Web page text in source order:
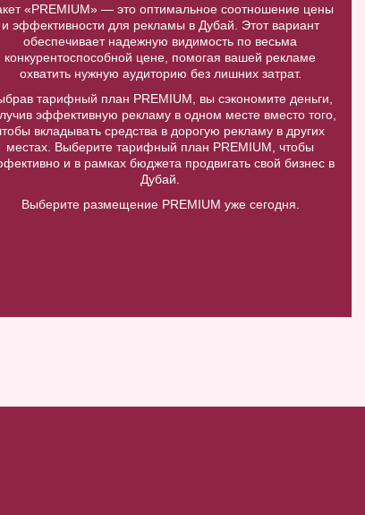
«PREMIUM» — это оптимальное соотношение цены
и эффективности для рекламы в Дубай. Этот вариант
обеспечивает надежную видимость по весьма
конкурентоспособной цене, помогая вашей рекламе
охватить нужную аудиторию без лишних затрат.
тарифный план PREMIUM, вы сэкономите деньги,
эффективную рекламу в одном месте вместо того,
вкладывать средства в дорогую рекламу в других
местах. Выберите тарифный план PREMIUM, чтобы
и в рамках бюджета продвигать свой бизнес в
Дубай.
Выберите размещение PREMIUM уже сегодня.